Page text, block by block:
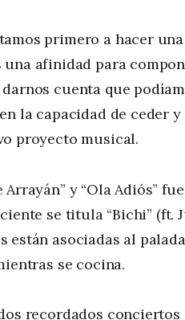
primero a hacer
una afinidad para
cuenta que
la capacidad de ceder
proyecto musical.
Arrayán” y “Ola Adiós”
se titula “Bichi” (ft.
están asociadas al
se cocina.
recordados conciertos